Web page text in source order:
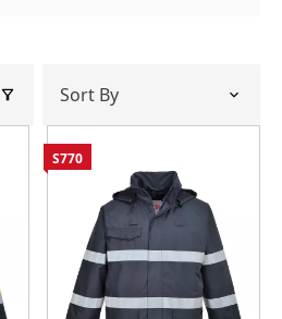
S770